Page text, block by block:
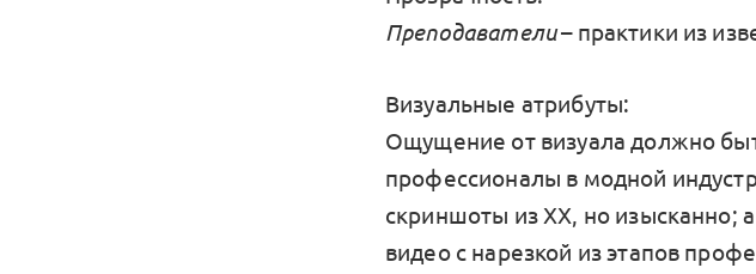
Преподаватели– практики из
Визуальные атрибуты:
Ощущение от визуала должно
профессионалы в модной
скриншоты из ХХ, но изысканно;
видео с нарезкой из этапов